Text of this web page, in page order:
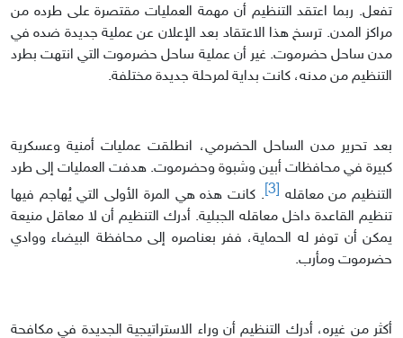
تفعل. ربما اعتقد التنظيم أن مهمة العمليات مقتصرة على طرده من
مراكز المدن. ترسخ هذا الاعتقاد بعد الإعلان عن عملية جديدة ضده في
مدن ساحل حضرموت. غير أن عملية ساحل حضرموت التي انتهت بطرد
التنظيم من مدنه، كانت بداية لمرحلة جديدة مختلفة.
بعد تحرير مدن الساحل الحضرمي، انطلقت عمليات أمنية وعسكرية
كبيرة في محافظات أبين وشبوة وحضرموت. هدفت العمليات إلى طرد
التنظيم من معاقله [3]
. كانت هذه هي المرة الأولى التي يُهاجم فيها
تنظيم القاعدة داخل معاقله الجبلية. أدرك التنظيم أن لا معاقل منيعة
يمكن أن توفر له الحماية، ففر بعناصره إلى محافظة البيضاء ووادي
حضرموت ومأرب.
أكثر من غيره، أدرك التنظيم أن وراء الاستراتيجية الجديدة في مكافحة